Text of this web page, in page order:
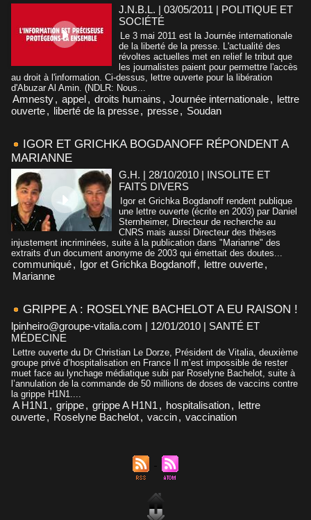
J.N.B.L. | 03/05/2011 | POLITIQUE ET
SOCIÉTÉ
Le 3 mai 2011 est la Journée internationale
de la liberté de la presse. L'actualité des
révoltes actuelles met en relief le tribut que
les journalistes paient pour permettre l'accès
au droit à l'information. Ci-dessus, lettre ouverte pour la libération
d'Abuzar Al Amin. (NDLR: Nous...
Amnesty, appel, droits humains , Journée internationale, lettre
ouverte, liberté de la presse, presse, Soudan
IGOR ET GRICHKA BOGDANOFF RÉPONDENT A
MARIANNE
G.H. | 28/10/2010 | INSOLITE ET
FAITS DIVERS
Igor et Grichka Bogdanoff rendent publique
une lettre ouverte (écrite en 2003) par Daniel
Sternheimer, Directeur de recherche au
CNRS mais aussi Directeur des thèses
injustement incriminées, suite à la publication dans "Marianne" des
extraits d’un document anonyme de 2003 qui émettait des doutes...
communiqué, Igor et Grichka Bogdanoff, lettre ouverte,
Marianne
GRIPPE A : ROSELYNE BACHELOT A EU RAISON !
lpinheiro@groupe-vitalia.com | 12/01/2010 | SANTÉ ET
MÉDECINE
Lettre ouverte du Dr Christian Le Dorze, Président de Vitalia, deuxième
groupe privé d’hospitalisation en France Il m’est impossible de rester
muet face au lynchage médiatique subi par Roselyne Bachelot, suite à
l’annulation de la commande de 50 millions de doses de vaccins contre
la grippe H1N1....
A H1N1 , grippe, grippe A H1N1 , hospitalisation, lettre
ouverte, Roselyne Bachelot, vaccin, vaccination